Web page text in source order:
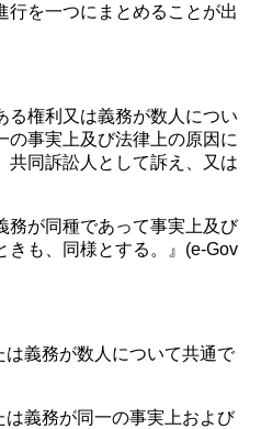
行を一つにまとめることが出
る権利又は義務が数人につい
の事実上及び法律上の原因に
共同訴訟人として訴え、又は
務が同種であって事実上及び
きも、同様とする。』(e-Gov
義務が数人について共通で
義務が同一の事実上および